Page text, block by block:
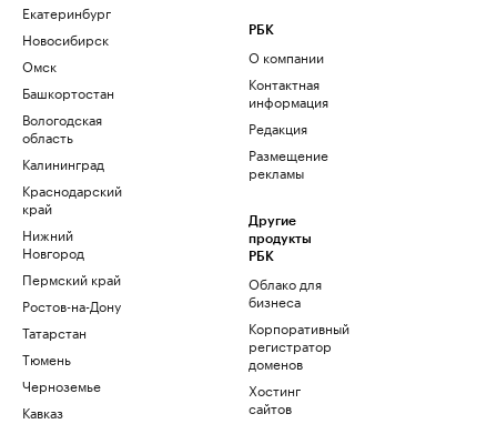
Екатеринбург
Новосибирск
Омск
Башкортостан
Вологодская
область
Калининград
Краснодарский
край
Нижний
Новгород
Пермский край
Ростов-на-Дону
Татарстан
Тюмень
Черноземье
Кавказ
РБК
О компании
Контактная
информация
Редакция
Размещение
рекламы
Другие
продукты
РБК
Облако для
бизнеса
Корпоративный
регистратор
доменов
Хостинг
сайтов